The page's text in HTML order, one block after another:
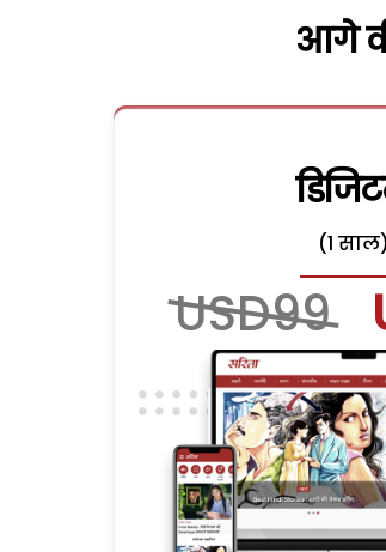
आगे
(1 साल)
USD99